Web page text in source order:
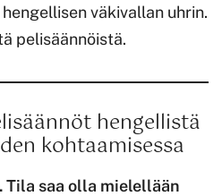
väkivallan uhrin.
pelisäännöistä.
hengellistä
kohtaamisessa
saa olla mielellään